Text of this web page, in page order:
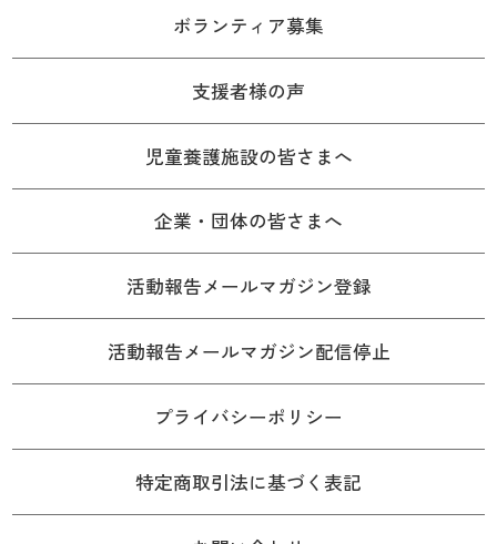
ボランティア募集
支援者様の声
児童養護施設の皆さまへ
企業・団体の皆さまへ
活動報告メールマガジン登録
活動報告メールマガジン配信停止
プライバシーポリシー
特定商取引法に基づく表記